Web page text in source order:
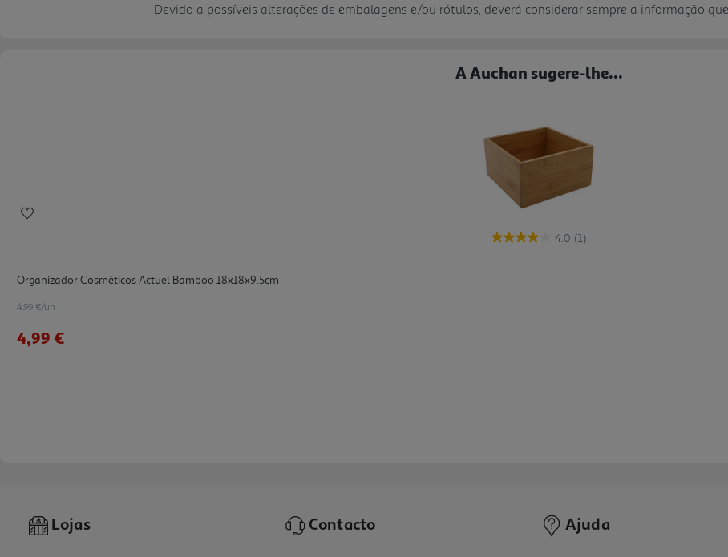
Devido a possíveis alterações de embalagens e/ou rótulos, deverá considerar sempre a informação
A Auchan sugere-lhe...
4.0 (1)
Organizador Cosméticos Actuel Bamboo 18x18x9.5cm
4.99 €/un
4,99 €
Lojas Contacto Ajuda